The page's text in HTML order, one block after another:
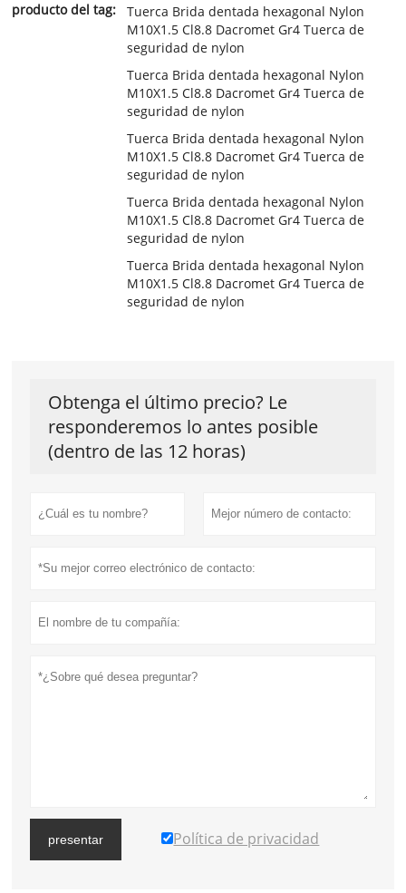
producto del tag:
Tuerca Brida dentada hexagonal Nylon
M10X1.5 Cl8.8 Dacromet Gr4 Tuerca de
seguridad de nylon
Tuerca Brida dentada hexagonal Nylon
M10X1.5 Cl8.8 Dacromet Gr4 Tuerca de
seguridad de nylon
Tuerca Brida dentada hexagonal Nylon
M10X1.5 Cl8.8 Dacromet Gr4 Tuerca de
seguridad de nylon
Tuerca Brida dentada hexagonal Nylon
M10X1.5 Cl8.8 Dacromet Gr4 Tuerca de
seguridad de nylon
Tuerca Brida dentada hexagonal Nylon
M10X1.5 Cl8.8 Dacromet Gr4 Tuerca de
seguridad de nylon
Obtenga el último precio? Le
responderemos lo antes posible
(dentro de las 12 horas)
presentar Política de privacidad